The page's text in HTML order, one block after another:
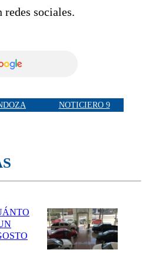
redes sociales.
NOTICIERO 9